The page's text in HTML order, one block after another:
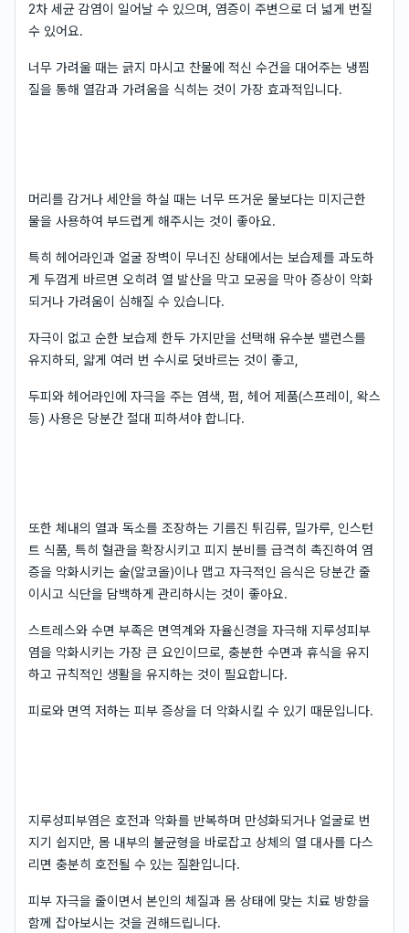
2차 세균 감염이 일어날 수 있으며, 염증이 주변으로 더 넓게 번질
수 있어요.
너무 가려울 때는 긁지 마시고 찬물에 적신 수건을 대어주는 냉찜
질을 통해 열감과 가려움을 식히는 것이 가장 효과적입니다.
머리를 감거나 세안을 하실 때는 너무 뜨거운 물보다는 미지근한
물을 사용하여 부드럽게 해주시는 것이 좋아요.
특히 헤어라인과 얼굴 장벽이 무너진 상태에서는 보습제를 과도하
게 두껍게 바르면 오히려 열 발산을 막고 모공을 막아 증상이 악화
되거나 가려움이 심해질 수 있습니다.
자극이 없고 순한 보습제 한두 가지만을 선택해 유수분 밸런스를
유지하되, 얇게 여러 번 수시로 덧바르는 것이 좋고,
두피와 헤어라인에 자극을 주는 염색, 펌, 헤어 제품(스프레이, 왁스
등) 사용은 당분간 절대 피하셔야 합니다.
또한 체내의 열과 독소를 조장하는 기름진 튀김류, 밀가루, 인스턴
트 식품, 특히 혈관을 확장시키고 피지 분비를 급격히 촉진하여 염
증을 악화시키는 술(알코올)이나 맵고 자극적인 음식은 당분간 줄
이시고 식단을 담백하게 관리하시는 것이 좋아요.
스트레스와 수면 부족은 면역계와 자율신경을 자극해 지루성피부
염을 악화시키는 가장 큰 요인이므로, 충분한 수면과 휴식을 유지
하고 규칙적인 생활을 유지하는 것이 필요합니다.
피로와 면역 저하는 피부 증상을 더 악화시킬 수 있기 때문입니다.
지루성피부염은 호전과 악화를 반복하며 만성화되거나 얼굴로 번
지기 쉽지만, 몸 내부의 불균형을 바로잡고 상체의 열 대사를 다스
리면 충분히 호전될 수 있는 질환입니다.
피부 자극을 줄이면서 본인의 체질과 몸 상태에 맞는 치료 방향을
함께 잡아보시는 것을 권해드립니다.